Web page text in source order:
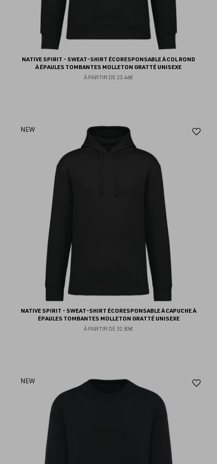
NATIVE SPIRIT - SWEAT-SHIRT ÉCORESPONSABLE À COL ROND
À ÉPAULES TOMBANTES MOLLETON GRATTÉ UNISEXE
À PARTIR DE 23.46€
NEW
NATIVE SPIRIT - SWEAT-SHIRT ÉCORESPONSABLE À CAPUCHE À
ÉPAULES TOMBANTES MOLLETON GRATTÉ UNISEXE
À PARTIR DE 32.83€
NEW